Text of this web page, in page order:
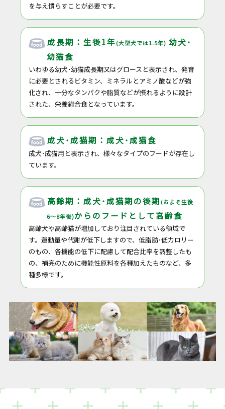
を与え慣らすことが必要です。
成長期：生後1年(大型犬では1.5年) 幼犬･
幼猫食
いわゆる幼犬･幼猫成長期又はグロースと表示され、発育
に必要とされるビタミン、ミネラルとアミノ酸などが強
化され、十分なタンパクや脂質などが摂れるように設計
された、栄養総合食となっています。
成犬･成猫期：成犬･成猫食
成犬･成猫用と表示され、様々なタイプのフードが存在し
ています。
高齢期：成犬･成猫期の後期 (およそ生後
6～8年後)からの フードとして高齢食
高齢犬や高齢猫が増加しており注目されている領域で
す。運動量や代謝が低下しますので、低脂肪･低カロリー
のもの、各機能の低下に配慮して配合比率を調整したも
の、補完のために機能性原料を各種加えたものなど、多
種多様です。